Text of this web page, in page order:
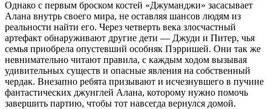
Однако с первым броском костей «Джуманджи» засасывает
Алана внутрь своего мира, не оставляя шансов людям из
реальности найти его. Через четверть века злосчастный
артефакт обнаруживают другие дети — Джуди и Питер, чья
семья приобрела опустевший особняк Пэрришей. Они так же
невнимательно читают правила, с каждым ходом вызывая
удивительных существ и опасные явления на собственный
чердак. Внезапно ребята призывают и исчезнувшего в пучине
фантастических джунглей Алана, которому нужно помочь
завершить партию, чтобы тот навсегда вернулся домой.